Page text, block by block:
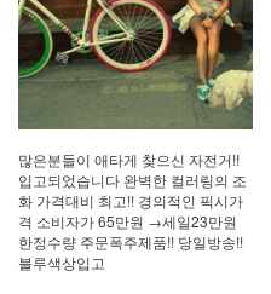
많은분들이 애타게 찾으신 자전거!!
입고되었습니다 완벽한 컬러링의 조
화 가격대비 최고!! 경의적인 픽시가
격 소비자가 65만원 →세일23만원
한정수량 주문폭주제품!! 당일방송!!
블루색상입고